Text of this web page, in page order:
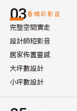
03看精彩影音
完整空間實走
設計師短影音
居家佈置靈感
大坪數設計
小坪數設計